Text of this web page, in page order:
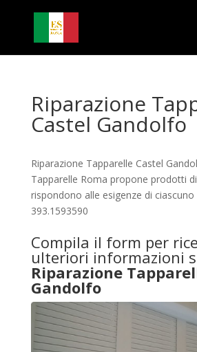
Riparazione
Castel Gandolfo
Riparazione Tapparelle Castel
Tapparelle Roma propone prodotti
rispondono alle esigenze di ciascuno
393.1593590
Compila il form per
ulteriori informazioni
Riparazione
Gandolfo